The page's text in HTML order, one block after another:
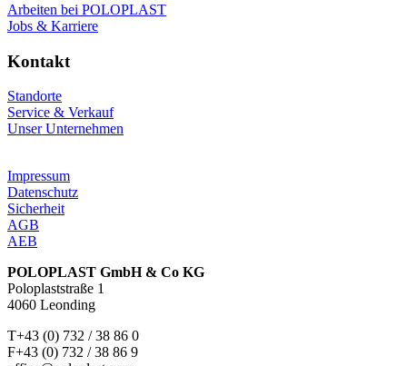
Arbeiten bei POLOPLAST
Jobs & Karriere
Kontakt
Standorte
Service & Verkauf
Unser Unternehmen
Impressum
Datenschutz
Sicherheit
AGB
AEB
POLOPLAST GmbH & Co KG
Poloplaststraße 1
4060 Leonding
T+43 (0) 732 / 38 86 0
F+43 (0) 732 / 38 86 9